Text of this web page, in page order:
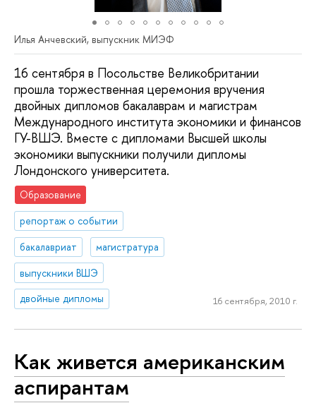
Илья Анчевский, выпускник МИЭФ
16 сентября в Посольстве Великобритании
прошла торжественная церемония вручения
двойных дипломов бакалаврам и магистрам
Международного института экономики и финансов
ГУ-ВШЭ. Вместе с дипломами Высшей школы
экономики выпускники получили дипломы
Лондонского университета.
Образование
репортаж о событии
бакалавриат
магистратура
выпускники ВШЭ
двойные дипломы
16 сентября, 2010 г.
Как живется американским
аспирантам